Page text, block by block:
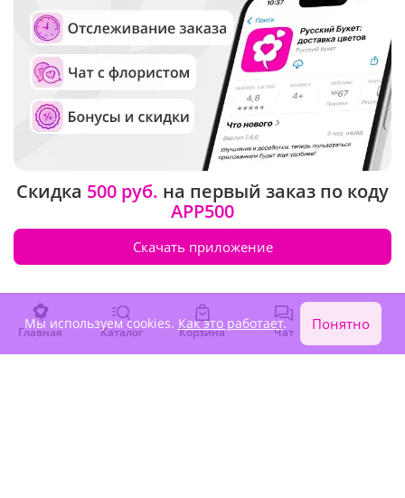
5(879)
Под заказ
4 810 ₽
5(28)
Композиция "Веселого
Под заказ
4 990 ₽
Главная Каталог Корзина Чат Войти
Скидка 500 руб. на первый заказ по коду
APP500
Скачать приложение
Мы используем cookies. Как это работает. Понятно